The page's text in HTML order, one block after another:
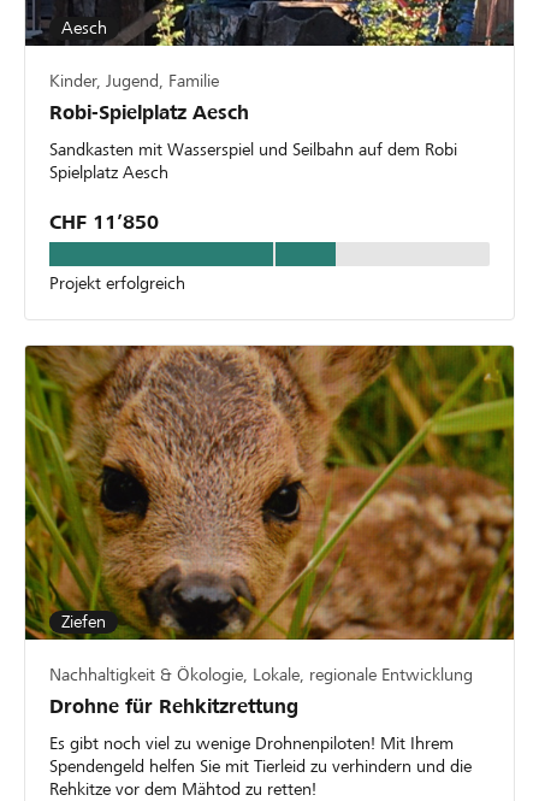
Aesch
Kinder, Jugend, Familie
Robi-Spielplatz Aesch
Sandkasten mit Wasserspiel und Seilbahn auf dem Robi
Spielplatz Aesch
CHF 11’850
Projekt erfolgreich
Ziefen
Nachhaltigkeit & Ökologie, Lokale, regionale Entwicklung
Drohne für Rehkitzrettung
Es gibt noch viel zu wenige Drohnenpiloten! Mit Ihrem
Spendengeld helfen Sie mit Tierleid zu verhindern und die
Rehkitze vor dem Mähtod zu retten!